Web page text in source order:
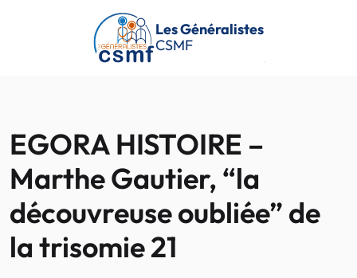
Passer au contenu principal
Les Généralistes
CSMF
EGORA HISTOIRE –
Marthe Gautier, “la
découvreuse oubliée” de
la trisomie 21